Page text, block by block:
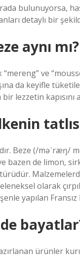
bulunuyorsa,
detaylı bir
aynı mı?
“mereng” ve
da keyifle
lezzetin kapısını
Beze (/məˈræŋ/
bazen de limon,
olarak
yapılan
ürünler